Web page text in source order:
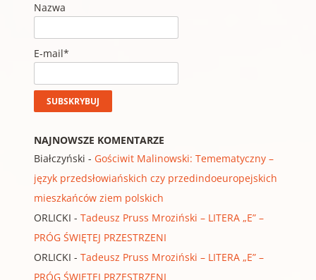
Nazwa
E-mail*
NAJNOWSZE KOMENTARZE
Białczyński - Gościwit Malinowski: Temematyczny –
język przedsłowiańskich czy przedindoeuropejskich
mieszkańców ziem polskich
ORLICKI - Tadeusz Pruss Mroziński – LITERA „E” –
PRÓG ŚWIĘTEJ PRZESTRZENI
ORLICKI - Tadeusz Pruss Mroziński – LITERA „E” –
PRÓG ŚWIĘTEJ PRZESTRZENI